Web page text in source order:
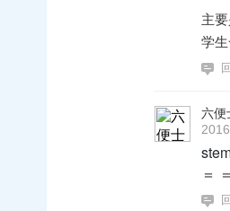
主
学
六便
＝ ＝